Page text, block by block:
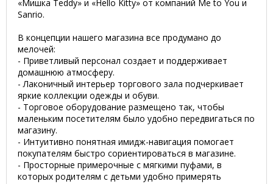
«Мишка Teddy» и «Hello Kitty» от компаний Me to You и
Sanrio.
В концепции нашего магазина все продумано до
мелочей:
- Приветливый персонал создает и поддерживает
домашнюю атмосферу.
- Лаконичный интерьер торгового зала подчеркивает
яркие коллекции одежды и обуви.
- Торговое оборудование размещено так, чтобы
маленьким посетителям было удобно передвигаться по
магазину.
- Интуитивно понятная имидж-навигация помогает
покупателям быстро сориентироваться в магазине.
- Просторные примерочные с мягкими пуфами, в
которых родителям с детьми удобно примерять